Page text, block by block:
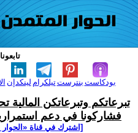
لينكدإن تيلكرامبنترست بودكاست
تبرعاتكم وتبرعاتكن المالية
فشاركونا في دعم
[اشترك في قناة